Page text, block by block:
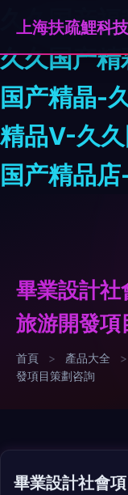
久久国产
久久国产
国产精晶-
精品V-久
国产精品
畢業設計社
旅游開發項
首頁 > 產品大全 >
發項目策劃咨詢
畢業設計社會